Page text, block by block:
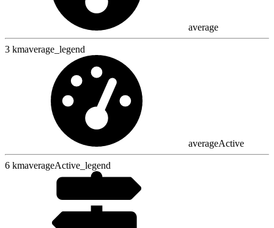
average
3 kmaverage_legend
averageActive
6 kmaverageActive_legend